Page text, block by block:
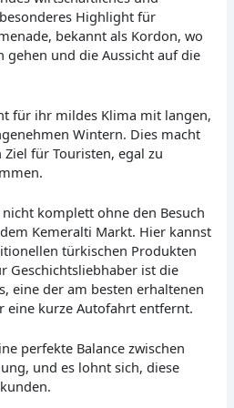
Highlight für
bekannt als Kordon, wo
gehen und die Aussicht auf die
für ihr mildes Klima mit langen,
Wintern. Dies macht
für Touristen, egal zu
komplett ohne den Besuch
Kemeralti Markt. Hier kannst
türkischen Produkten
Geschichtsliebhaber ist die
eine der am besten erhaltenen
eine kurze Autofahrt entfernt.
perfekte Balance zwischen
und es lohnt sich, diese